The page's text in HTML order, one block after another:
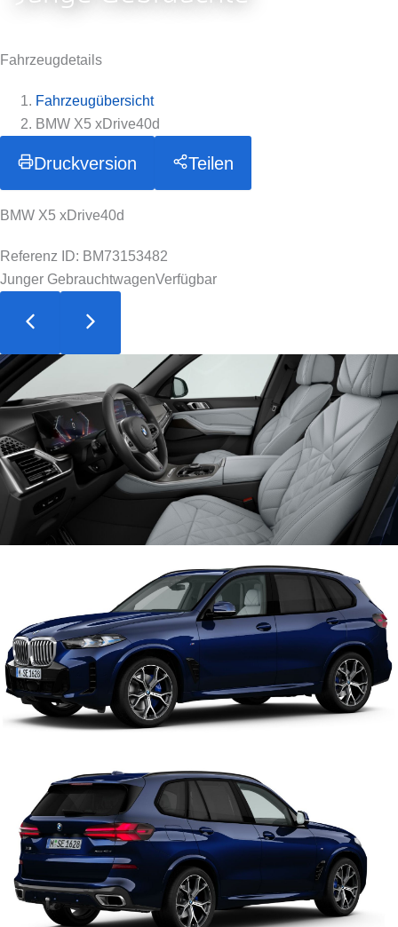
Fahrzeugdetails
Fahrzeugübersicht
BMW X5 xDrive40d
Druckversion Teilen
BMW X5 xDrive40d
Referenz ID: BM73153482
Junger GebrauchtwagenVerfügbar